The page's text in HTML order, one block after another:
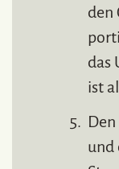
den
das
ist
und